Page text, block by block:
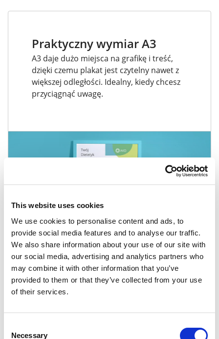
This website uses cookies
We use cookies to personalise content and ads, to
provide social media features and to analyse our traffic.
We also share information about your use of our site with
our social media, advertising and analytics partners who
may combine it with other information that you’ve
provided to them or that they’ve collected from your use
of their services.
Selection
Necessary
Praktyczny wymiar A3
A3 daje dużo miejsca na grafikę i treść,
dzięki czemu plakat jest czytelny nawet z
większej odległości. Idealny, kiedy chcesz
przyciągnąć uwagę.
Inne szablony